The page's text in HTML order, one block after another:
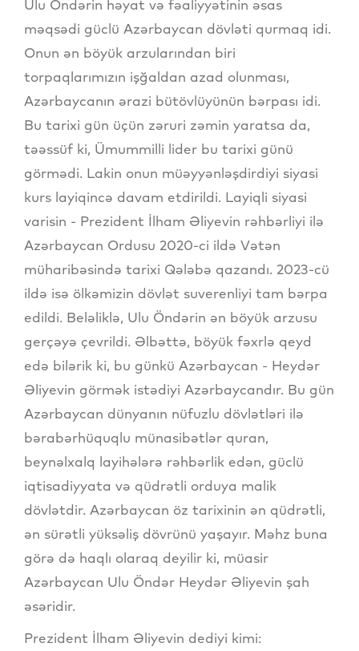
Ulu Öndərin həyat və fəaliyyətinin əsas
məqsədi güclü Azərbaycan dövləti qurmaq idi.
Onun ən böyük arzularından biri
torpaqlarımızın işğaldan azad olunması,
Azərbaycanın ərazi bütövlüyünün bərpası idi.
Bu tarixi gün üçün zəruri zəmin yaratsa da,
təəssüf ki, Ümummilli lider bu tarixi günü
görmədi. Lakin onun müəyyənləşdirdiyi siyasi
kurs layiqincə davam etdirildi. Layiqli siyasi
varisin - Prezident İlham Əliyevin rəhbərliyi ilə
Azərbaycan Ordusu 2020-ci ildə Vətən
müharibəsində tarixi Qələbə qazandı. 2023-cü
ildə isə ölkəmizin dövlət suverenliyi tam bərpa
edildi. Beləliklə, Ulu Öndərin ən böyük arzusu
gerçəyə çevrildi. Əlbəttə, böyük fəxrlə qeyd
edə bilərik ki, bu günkü Azərbaycan - Heydər
Əliyevin görmək istədiyi Azərbaycandır. Bu gün
Azərbaycan dünyanın nüfuzlu dövlətləri ilə
bərabərhüquqlu münasibətlər quran,
beynəlxalq layihələrə rəhbərlik edən, güclü
iqtisadiyyata və qüdrətli orduya malik
dövlətdir. Azərbaycan öz tarixinin ən qüdrətli,
ən sürətli yüksəliş dövrünü yaşayır. Məhz buna
görə də haqlı olaraq deyilir ki, müasir
Azərbaycan Ulu Öndər Heydər Əliyevin şah
əsəridir.
Prezident İlham Əliyevin dediyi kimi: